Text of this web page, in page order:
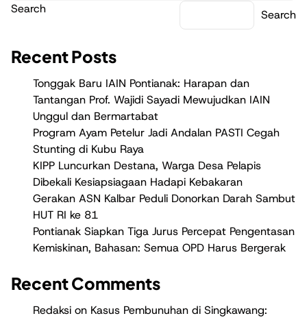
Search Search
Recent Posts
Tonggak Baru IAIN Pontianak: Harapan dan
Tantangan Prof. Wajidi Sayadi Mewujudkan IAIN
Unggul dan Bermartabat
Program Ayam Petelur Jadi Andalan PASTI Cegah
Stunting di Kubu Raya
KIPP Luncurkan Destana, Warga Desa Pelapis
Dibekali Kesiapsiagaan Hadapi Kebakaran
Gerakan ASN Kalbar Peduli Donorkan Darah Sambut
HUT RI ke 81
Pontianak Siapkan Tiga Jurus Percepat Pengentasan
Kemiskinan, Bahasan: Semua OPD Harus Bergerak
Recent Comments
Redaksi on Kasus Pembunuhan di Singkawang: